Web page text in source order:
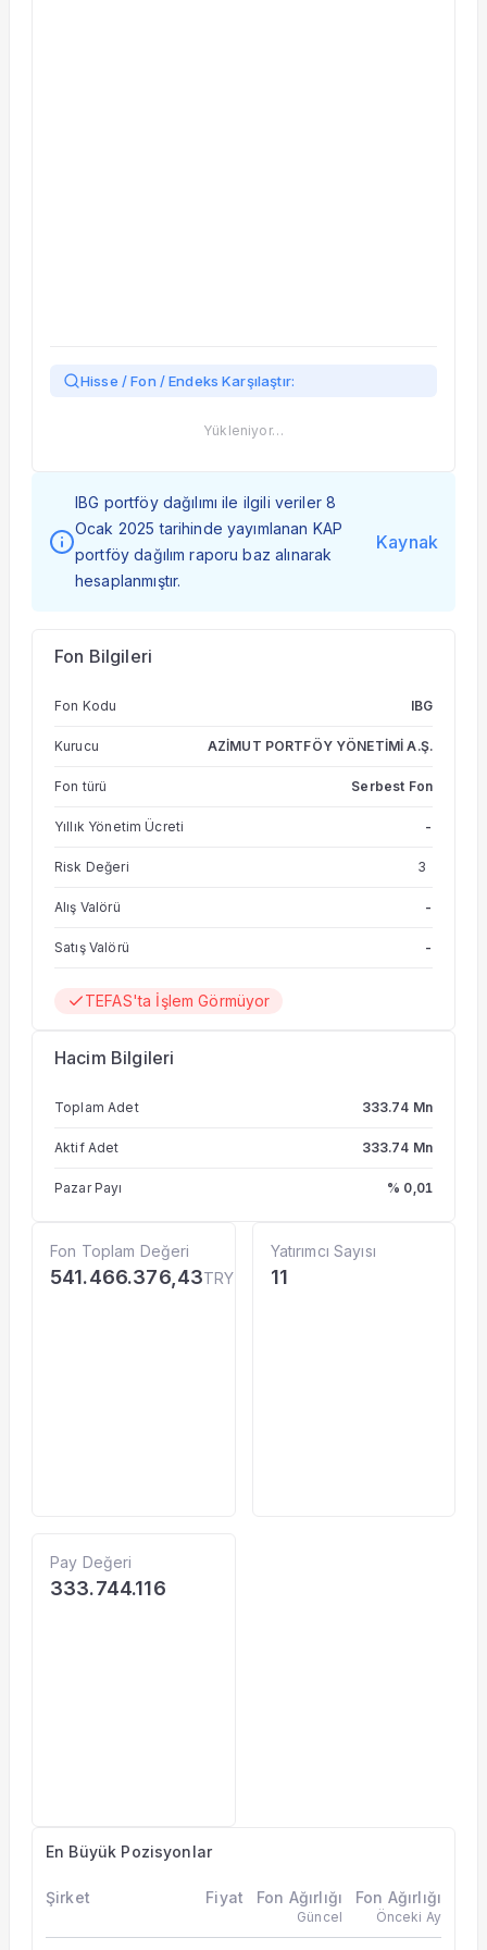
Hisse / Fon / Endeks Karşılaştır:
Yükleniyor…
IBG portföy dağılımı ile ilgili veriler 8
Ocak 2025 tarihinde yayımlanan KAP
portföy dağılım raporu baz alınarak
hesaplanmıştır.
Kaynak
Fon Bilgileri
Fon Kodu IBG
Kurucu AZİMUT PORTFÖY YÖNETİMİ A.Ş.
Fon türü Serbest Fon
Yıllık Yönetim Ücreti -
Risk Değeri 3
Alış Valörü -
Satış Valörü -
TEFAS'ta İşlem Görmüyor
Hacim Bilgileri
Toplam Adet 333.74 Mn
Aktif Adet 333.74 Mn
Pazar Payı % 0,01
Fon Toplam Değeri
541.466.376,43TRY
Yatırımcı Sayısı
11
Pay Değeri
333.744.116
En Büyük Pozisyonlar
Şirket Fiyat Fon Ağırlığı
Güncel
Fon Ağırlığı
Önceki Ay